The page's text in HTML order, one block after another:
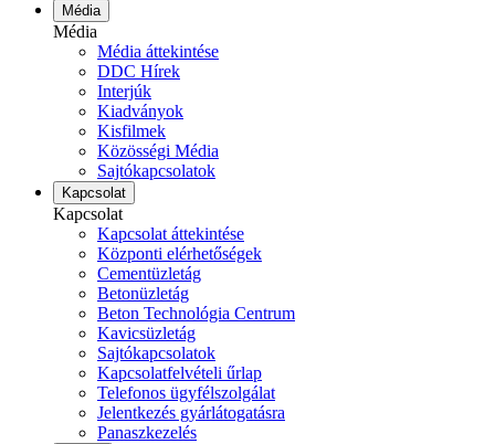
Média
Média
Média áttekintése
DDC Hírek
Interjúk
Kiadványok
Kisfilmek
Közösségi Média
Sajtókapcsolatok
Kapcsolat
Kapcsolat
Kapcsolat áttekintése
Központi elérhetőségek
Cementüzletág
Betonüzletág
Beton Technológia Centrum
Kavicsüzletág
Sajtókapcsolatok
Kapcsolatfelvételi űrlap
Telefonos ügyfélszolgálat
Jelentkezés gyárlátogatásra
Panaszkezelés